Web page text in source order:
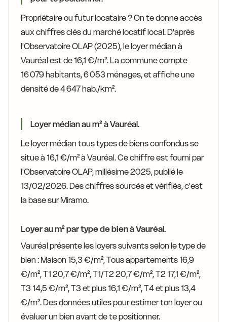
Propriétaire ou futur locataire ? On te donne accès
aux chiffres clés du marché locatif local. D'après
l'Observatoire OLAP (2025), le loyer médian à
Vauréal est de 16,1 €/m². La commune compte
16 079 habitants, 6 053 ménages, et affiche une
densité de 4 647 hab./km².
Loyer médian au m² à Vauréal.
Le loyer médian tous types de biens confondus se
situe à 16,1 €/m² à Vauréal. Ce chiffre est fourni par
l'Observatoire OLAP, millésime 2025, publié le
13/02/2026. Des chiffres sourcés et vérifiés, c'est
la base sur Miramo.
Loyer au m² par type de bien à Vauréal.
Vauréal présente les loyers suivants selon le type de
bien : Maison 15,3 €/m², Tous appartements 16,9
€/m², T1 20,7 €/m², T1/T2 20,7 €/m², T2 17,1 €/m²,
T3 14,5 €/m², T3 et plus 16,1 €/m², T4 et plus 13,4
€/m². Des données utiles pour estimer ton loyer ou
évaluer un bien avant de te positionner.